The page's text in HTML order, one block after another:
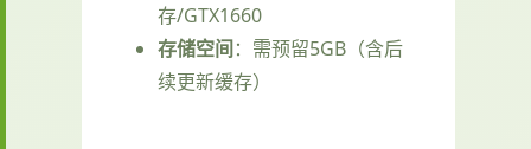
存/GTX1660
​存储空间​​：需预留5GB（含后
续更新缓存）